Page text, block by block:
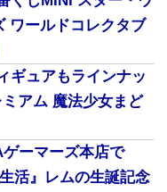
ワールドコレクタブ
ギュアもラインナッ
アム 魔法少女まど
ゲーマーズ本店で
活』レムの生誕記念